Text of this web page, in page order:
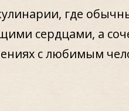
где
сердцами, а
с любимым